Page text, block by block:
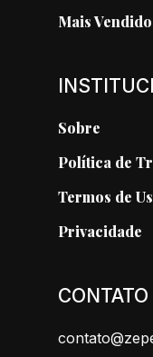
Mais
Sobre
Política de
Termos de
Privacidade
CONTATO